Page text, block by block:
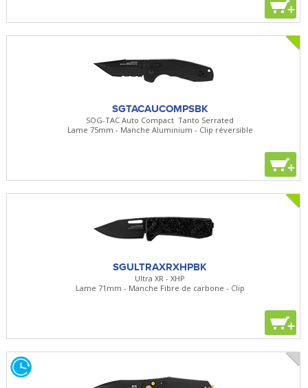
+
SGTACAUCOMPSBK
SOG-TAC Auto Compact Tanto Serrated
Lame 75mm - Manche Aluminium - Clip réversible
+
SGULTRAXRXHPBK
Ultra XR - XHP
Lame 71mm - Manche Fibre de carbone - Clip
+